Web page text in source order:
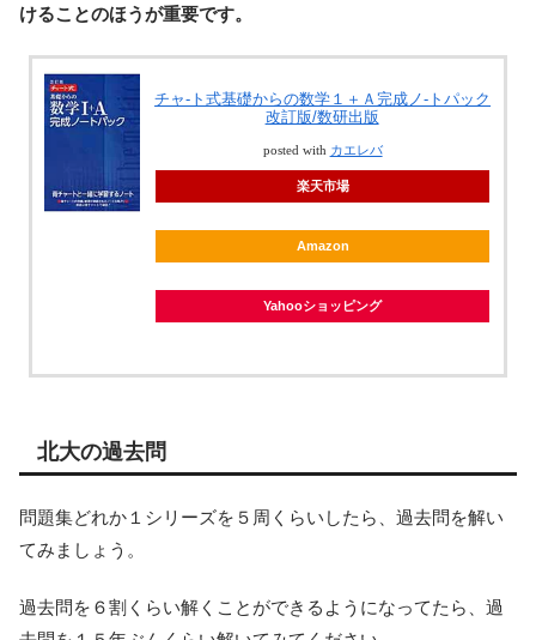
けることのほうが重要です。
チャ-ト式基礎からの数学１＋Ａ完成ノ-トパック
改訂版/数研出版
posted with カエレバ
楽天市場
Amazon
Yahooショッピング
北大の過去問
問題集どれか１シリーズを５周くらいしたら、過去問を解い
てみましょう。
過去問を６割くらい解くことができるようになってたら、過